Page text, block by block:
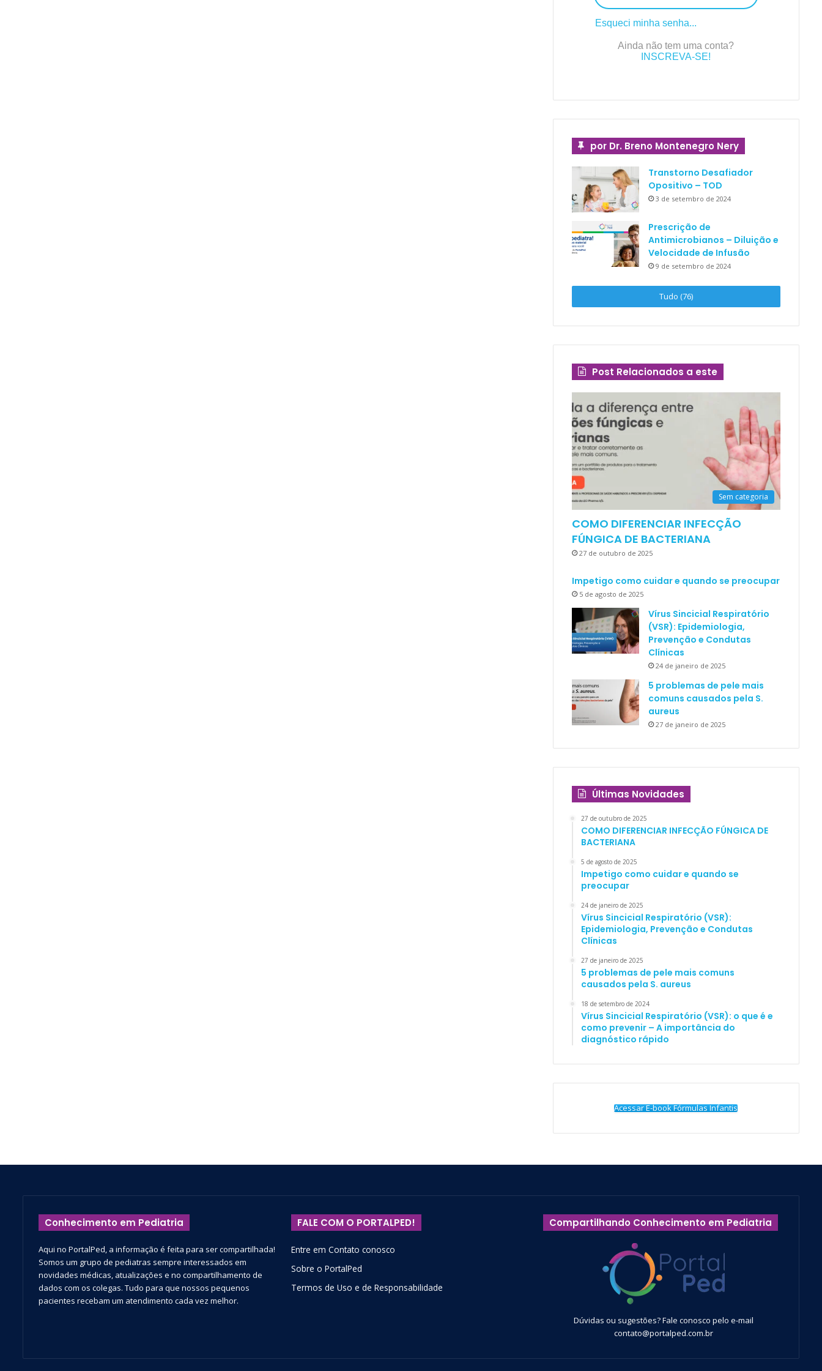
Esqueci minha senha...
Ainda não tem uma conta?
INSCREVA-SE!
por Dr. Breno Montenegro Nery
Transtorno Desafiador
Opositivo – TOD
3 de setembro de 2024
Prescrição de
Antimicrobianos – Diluição e
Velocidade de Infusão
9 de setembro de 2024
Tudo (76)
Post Relacionados a este
Sem categoria
COMO DIFERENCIAR INFECÇÃO
FÚNGICA DE BACTERIANA
27 de outubro de 2025
Impetigo como cuidar e quando se preocupar
5 de agosto de 2025
Vírus Sincicial Respiratório
(VSR): Epidemiologia,
Prevenção e Condutas
Clínicas
24 de janeiro de 2025
5 problemas de pele mais
comuns causados pela S.
aureus
27 de janeiro de 2025
Últimas Novidades
27 de outubro de 2025
COMO DIFERENCIAR INFECÇÃO FÚNGICA DE
BACTERIANA
5 de agosto de 2025
Impetigo como cuidar e quando se
preocupar
24 de janeiro de 2025
Vírus Sincicial Respiratório (VSR):
Epidemiologia, Prevenção e Condutas
Clínicas
27 de janeiro de 2025
5 problemas de pele mais comuns
causados pela S. aureus
18 de setembro de 2024
Vírus Sincicial Respiratório (VSR): o que é e
como prevenir – A importância do
diagnóstico rápido
Acessar E-book Fórmulas Infantis
Conhecimento em Pediatria
Aqui no PortalPed, a informação é feita para ser compartilhada!
Somos um grupo de pediatras sempre interessados em
novidades médicas, atualizações e no compartilhamento de
dados com os colegas. Tudo para que nossos pequenos
pacientes recebam um atendimento cada vez melhor.
FALE COM O PORTALPED!
Entre em Contato conosco
Sobre o PortalPed
Termos de Uso e de Responsabilidade
Compartilhando Conhecimento em Pediatria
Dúvidas ou sugestões? Fale conosco pelo e-mail
contato@portalped.com.br